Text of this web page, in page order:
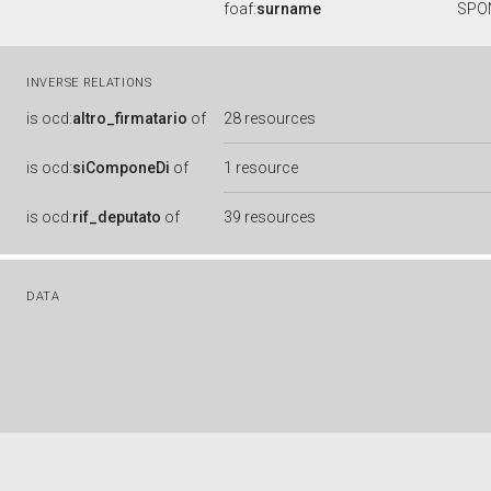
foaf:surname
INVERSE RELATIONS
is ocd:altro_firmatario of 28 resources
is ocd:siComponeDi of 1 resource
is ocd:rif_deputato of 39 resources
DATA